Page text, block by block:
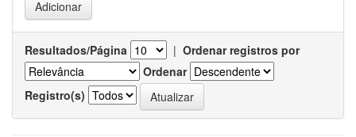
Resultados/Página | Ordenar registros por
Ordenar
Registro(s)